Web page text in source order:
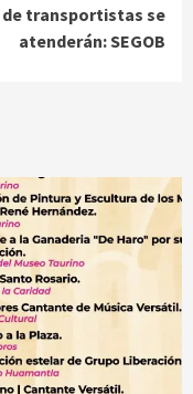
transportistas se
atenderán: SEGOB